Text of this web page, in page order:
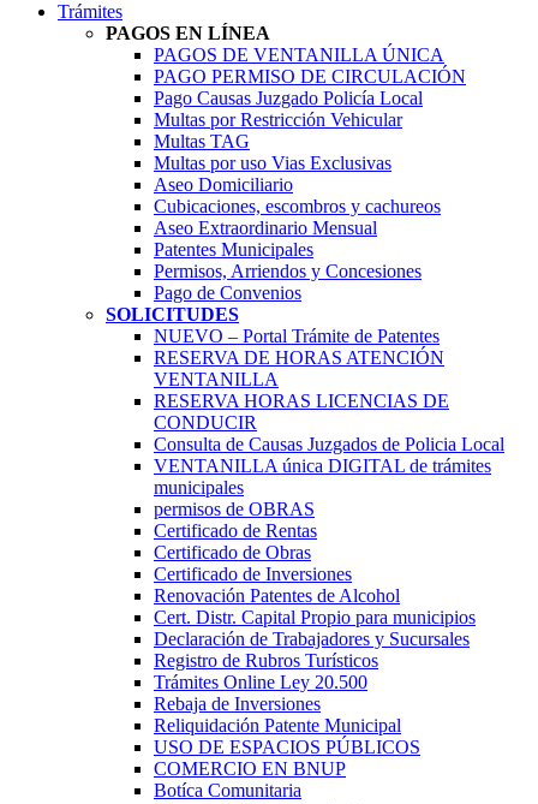
Trámites
PAGOS EN LÍNEA
PAGOS DE VENTANILLA ÚNICA
PAGO PERMISO DE CIRCULACIÓN
Pago Causas Juzgado Policía Local
Multas por Restricción Vehicular
Multas TAG
Multas por uso Vias Exclusivas
Aseo Domiciliario
Cubicaciones, escombros y cachureos
Aseo Extraordinario Mensual
Patentes Municipales
Permisos, Arriendos y Concesiones
Pago de Convenios
SOLICITUDES
NUEVO – Portal Trámite de Patentes
RESERVA DE HORAS ATENCIÓN
VENTANILLA
RESERVA HORAS LICENCIAS DE
CONDUCIR
Consulta de Causas Juzgados de Policia Local
VENTANILLA única DIGITAL de trámites
municipales
permisos de OBRAS
Certificado de Rentas
Certificado de Obras
Certificado de Inversiones
Renovación Patentes de Alcohol
Cert. Distr. Capital Propio para municipios
Declaración de Trabajadores y Sucursales
Registro de Rubros Turí­sticos
Trámites Online Ley 20.500
Rebaja de Inversiones
Reliquidación Patente Municipal
USO DE ESPACIOS PÚBLICOS
COMERCIO EN BNUP
Botíca Comunitaria